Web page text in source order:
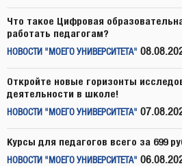
Что такое Цифровая
работать педагогам?
НОВОСТИ "МОЕГО УНИВЕРСИТЕТА"
Откройте новые горизонты
деятельности в школе!
НОВОСТИ "МОЕГО УНИВЕРСИТЕТА"
Курсы для педагогов всего за 699
НОВОСТИ "МОЕГО УНИВЕРСИТЕТА"